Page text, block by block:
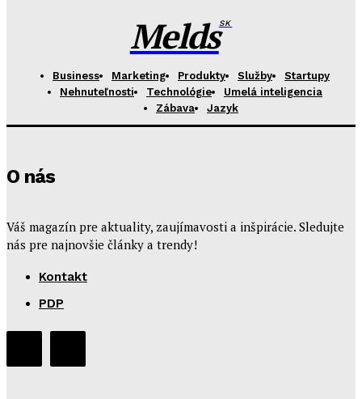
MeldsSK
Business Marketing Produkty Služby
Startupy
Nehnuteľnosti
Technológie
Umelá inteligencia
Zábava
Jazyk
O nás
Váš magazín pre aktuality, zaujímavosti a inšpirácie. Sledujte
nás pre najnovšie články a trendy!
Kontakt
PDP